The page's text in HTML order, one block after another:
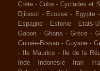
Crète - Cuba - Cyclades et
Djibouti - Ecosse - Egypte -
Espagne - Estonie - Etats-
Gabon - Ghana - Grèce -
Guinée-Bissau - Guyane -
-
Ile Maurice - Ile de la
Inde - Indonésie - Iran -